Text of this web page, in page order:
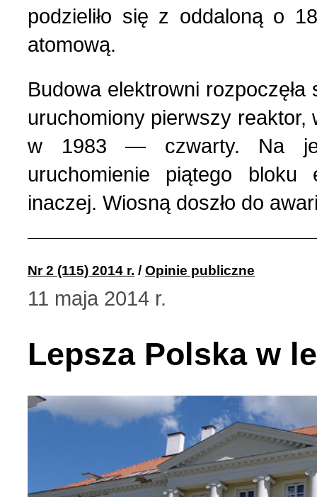
podzieliło się z oddaloną o
atomową.
Budowa elektrowni
uruchomiony pierwszy
w 1983 — czwarty. Na
uruchomienie piątego bloku
inaczej. Wiosną doszło do
Nr 2 (115) 2014 r. / Opinie publiczne
11 maja 2014 r.
Lepsza Polska w